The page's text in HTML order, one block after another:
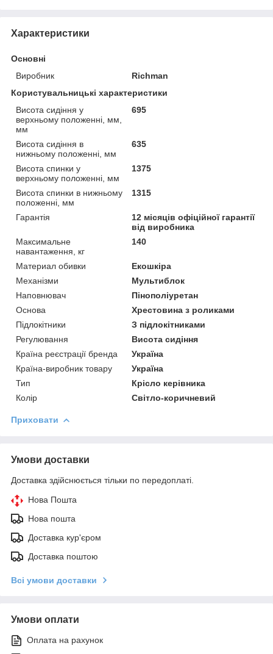
Характеристики
Основні
Виробник
Richman
Користувальницькі характеристики
Висота сидіння у
верхньому положенні, мм,
мм
695
Висота сидіння в
нижньому положенні, мм
635
Висота спинки у
верхньому положенні, мм
1375
Висота спинки в нижньому
положенні, мм
1315
Гарантія
12 місяців офіційної гарантії
від виробника
Максимальне
навантаження, кг
140
Материал обивки
Екошкіра
Механізми
Мультиблок
Наповнювач
Пінополіуретан
Основа
Хрестовина з роликами
Підлокітники
З підлокітниками
Регулювання
Висота сидіння
Країна реєстрації бренда
Україна
Країна-виробник товару
Україна
Тип
Крісло керівника
Колір
Світло-коричневий
Приховати
Умови доставки
Доставка здійснюється тільки по передоплаті.
Нова Пошта
Нова пошта
Доставка кур'єром
Доставка поштою
Всі умови доставки
Умови оплати
Оплата на рахунок